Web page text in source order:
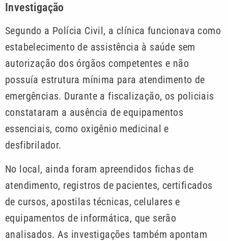
Investigação
Segundo a Polícia Civil, a clínica funcionava como
estabelecimento de assistência à saúde sem
autorização dos órgãos competentes e não
possuía estrutura mínima para atendimento de
emergências. Durante a fiscalização, os policiais
constataram a ausência de equipamentos
essenciais, como oxigênio medicinal e
desfibrilador.
No local, ainda foram apreendidos fichas de
atendimento, registros de pacientes, certificados
de cursos, apostilas técnicas, celulares e
equipamentos de informática, que serão
analisados. As investigações também apontam